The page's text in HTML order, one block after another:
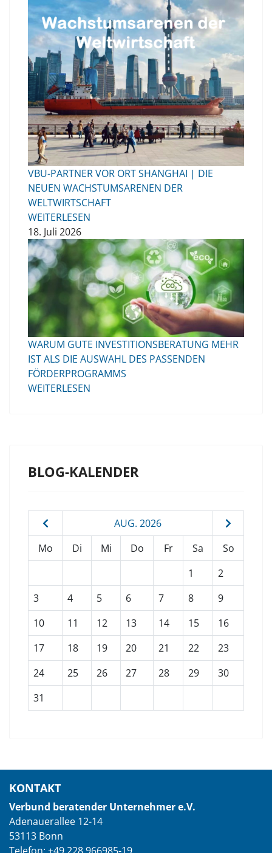
VBU-PARTNER VOR ORT SHANGHAI | DIE
NEUEN WACHSTUMSARENEN DER
WELTWIRTSCHAFT
WEITERLESEN
18. Juli 2026
WARUM GUTE INVESTITIONSBERATUNG MEHR
IST ALS DIE AUSWAHL DES PASSENDEN
FÖRDERPROGRAMMS
WEITERLESEN
BLOG-KALENDER
AUG. 2026
Mo
Di Mi Do Fr Sa
So
1
2
3
4 5 6 7 8
9
10
11 12 13 14 15
16
17
18 19 20 21 22
23
24
25 26 27 28 29
30
31
KONTAKT
Verbund beratender Unternehmer e.V.
Adenauerallee 12-14
53113 Bonn